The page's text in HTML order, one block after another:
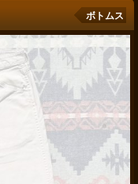
ボトムス